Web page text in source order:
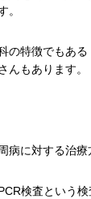
。
の特徴でもあ
んもあります。
病に対する治療
検査という